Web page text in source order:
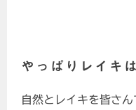
やっぱりレイキ
自然とレイキを皆さん